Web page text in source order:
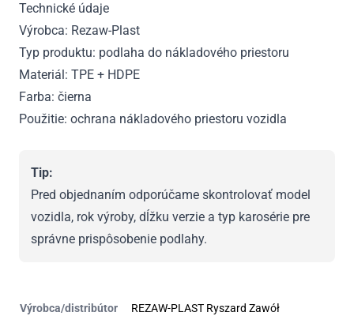
Technické údaje
Výrobca: Rezaw-Plast
Typ produktu: podlaha do nákladového priestoru
Materiál: TPE + HDPE
Farba: čierna
Použitie: ochrana nákladového priestoru vozidla
Tip:
Pred objednaním odporúčame skontrolovať model
vozidla, rok výroby, dĺžku verzie a typ karosérie pre
správne prispôsobenie podlahy.
Výrobca/distribútor REZAW-PLAST Ryszard Zawół